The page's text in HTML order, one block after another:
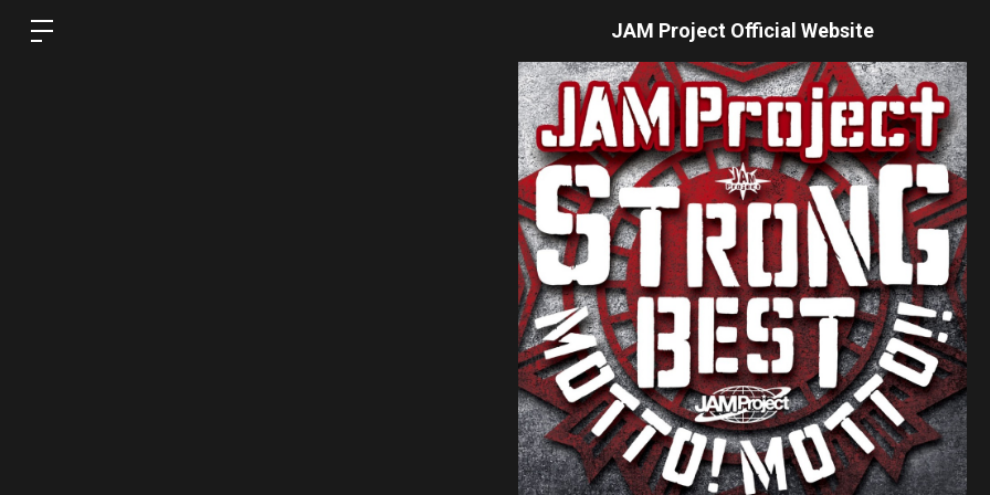
JAM Project Official Website